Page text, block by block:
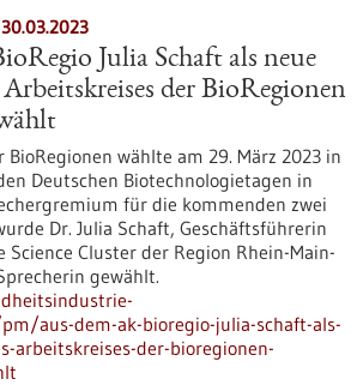
Julia Schaft als neue
Arbeitskreises der BioRegionen
wählte am 29. März 2023 in
Deutschen Biotechnologietagen in
für die kommenden zwei
Dr. Julia Schaft, Geschäftsführerin
Science Cluster der Region Rhein-Main-
gewählt.
aus-dem-ak-bioregio-julia-schaft-als-
arbeitskreises-der-bioregionen-